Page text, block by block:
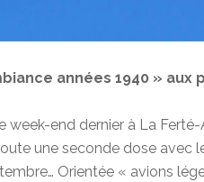
années 1940 » aux
week-end dernier à La
une seconde dose avec
Orientée « avions